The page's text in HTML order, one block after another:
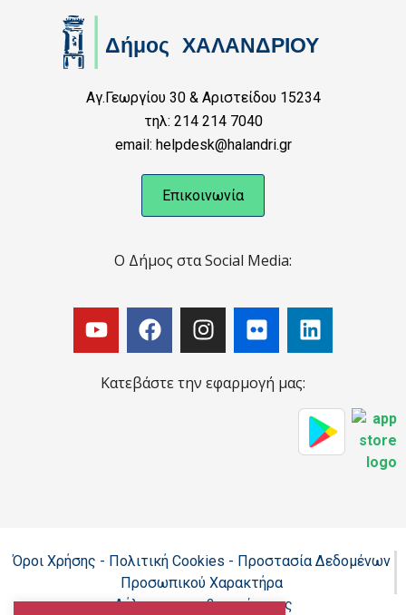
Αγ.Γεωργίου 30 & Αριστείδου 15234
τηλ: 214 214 7040
email: helpdesk@halandri.gr
Επικοινωνία
Ο Δήμος στα Social Media:
Κατεβάστε την εφαρμογή μας:
Όροι Χρήσης - Πολιτική Cookies - Προστασία Δεδομένων
Προσωπικού Χαρακτήρα
Δήλωση προσβασιμότητας